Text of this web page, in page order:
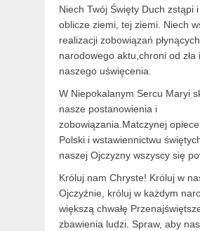
Niech Twój Święty Duch zstąpi
oblicze ziemi, tej ziemi. Niech
realizacji zobowiązań
narodowego aktu,chroni od zła
naszego uświęcenia.
W Niepokalanym Sercu Maryi
nasze postanowienia i
zobowiązania.Matczynej
Polski i wstawiennictwu
naszej Ojczyzny wszyscy się
Króluj nam Chryste! Króluj w
Ojczyźnie, króluj w każdym
większą chwałę
zbawienia ludzi. Spraw, aby